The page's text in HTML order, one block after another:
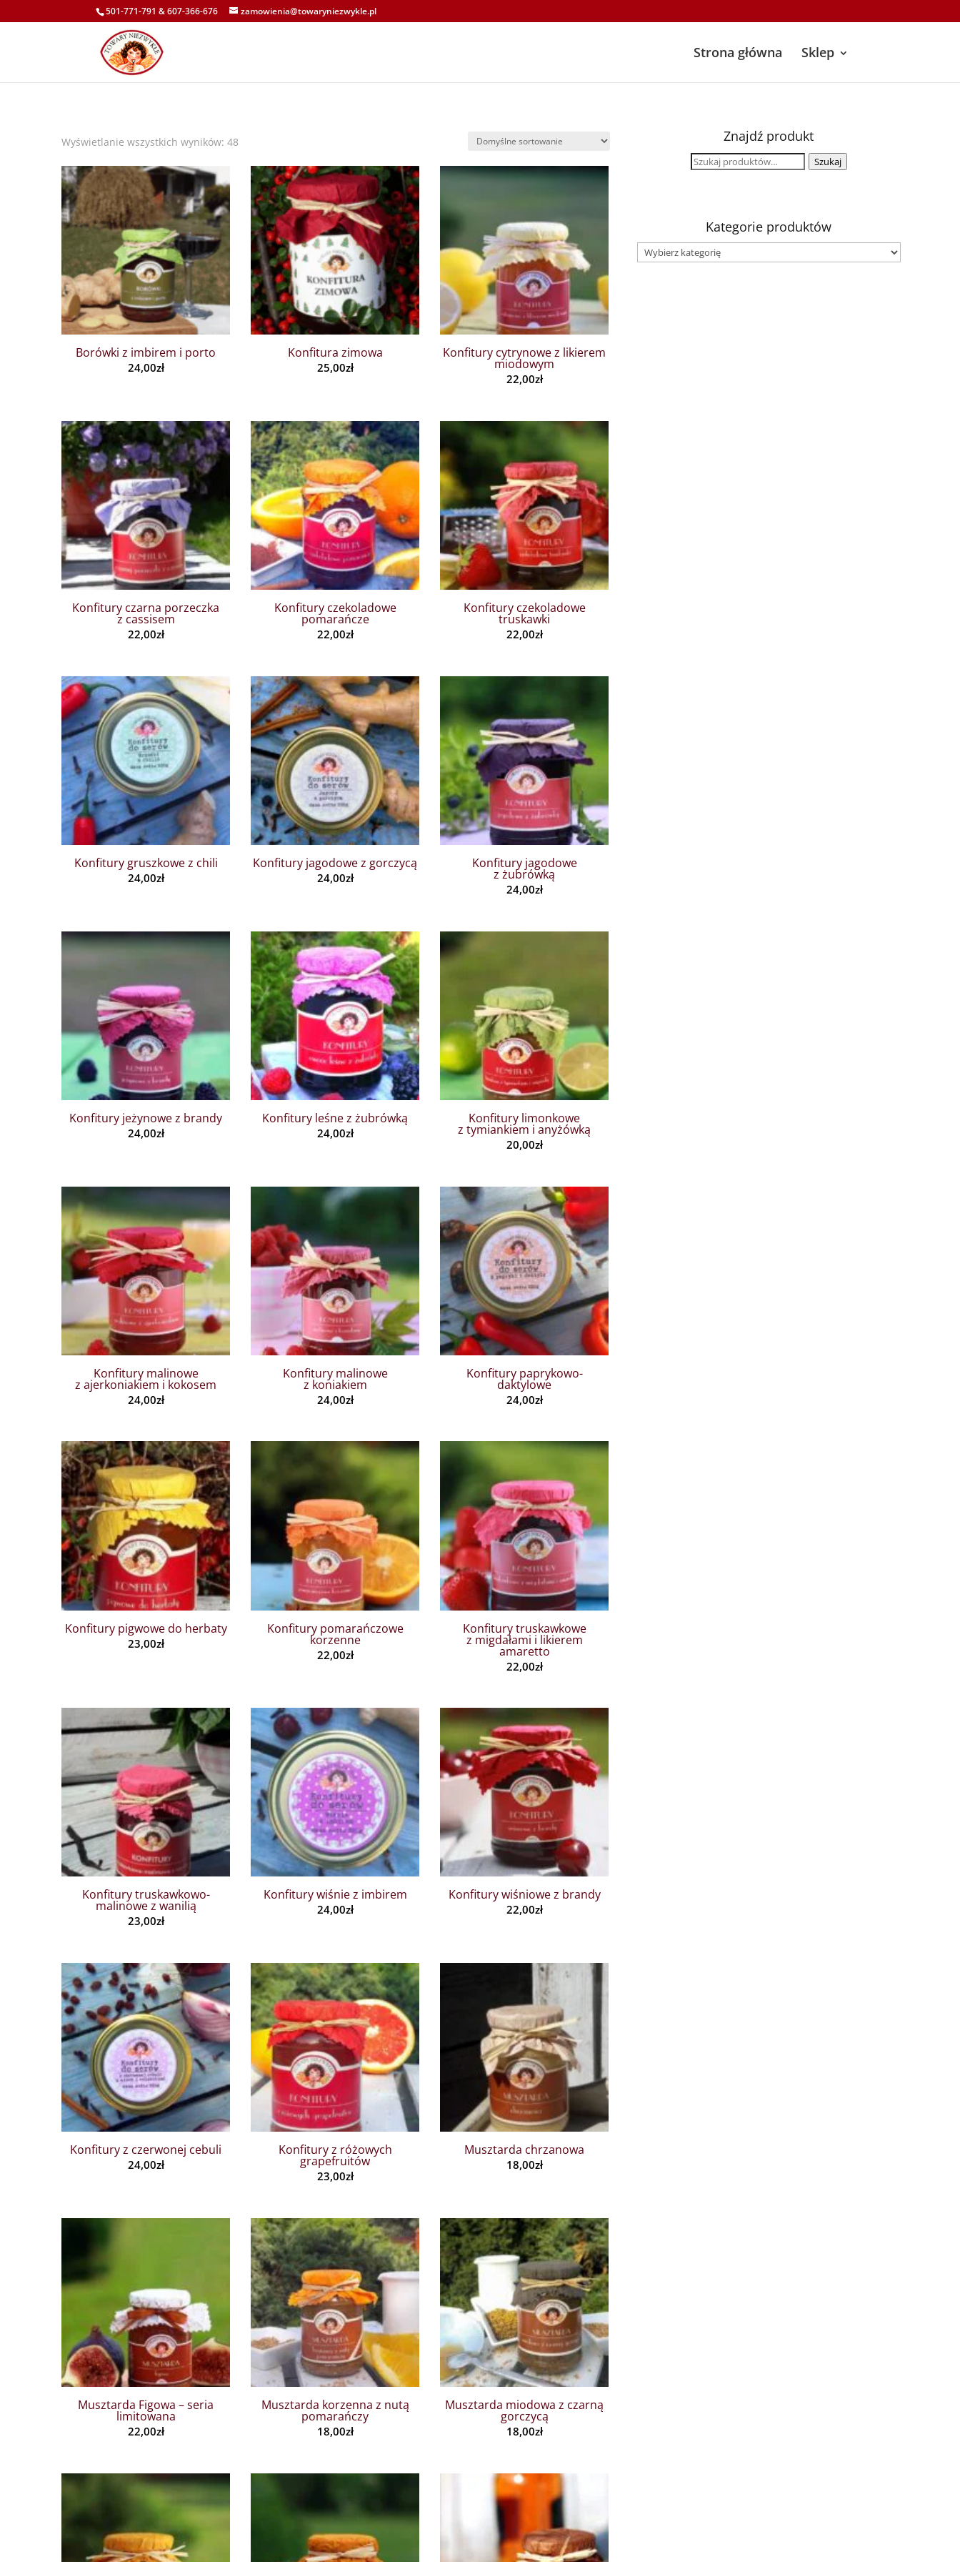
501-771-791 &607-366-676 zamowienia@towaryniezwykle.pl
Strona główna Sklep
Wyświetlanie wszystkich wyników: 48
Borówki z imbirem i porto
24,00zł
Konfitura zimowa
25,00zł
Konfitury cytrynowe z likierem
miodowym
22,00zł
Konfitury czarna porzeczka
z cassisem
22,00zł
Konfitury czekoladowe
pomarańcze
22,00zł
Konfitury czekoladowe
truskawki
22,00zł
Konfitury gruszkowe z chili
24,00zł
Konfitury jagodowe z gorczycą
24,00zł
Konfitury jagodowe
z żubrówką
24,00zł
Konfitury jeżynowe z brandy
24,00zł
Konfitury leśne z żubrówką
24,00zł
Konfitury limonkowe
z tymiankiem i anyżówką
20,00zł
Konfitury malinowe
z ajerkoniakiem i kokosem
24,00zł
Konfitury malinowe
z koniakiem
24,00zł
Konfitury paprykowo-
daktylowe
24,00zł
Konfitury pigwowe do herbaty
23,00zł
Konfitury pomarańczowe
korzenne
22,00zł
Konfitury truskawkowe
z migdałami i likierem
amaretto
22,00zł
Konfitury truskawkowo-
malinowe z wanilią
23,00zł
Konfitury wiśnie z imbirem
24,00zł
Konfitury wiśniowe z brandy
22,00zł
Konfitury z czerwonej cebuli
24,00zł
Konfitury z różowych
grapefruitów
23,00zł
Musztarda chrzanowa
18,00zł
Musztarda Figowa – seria
limitowana
22,00zł
Musztarda korzenna z nutą
pomarańczy
18,00zł
Musztarda miodowa z czarną
gorczycą
18,00zł
Znajdź produkt
Szukaj:
Szukaj
Kategorie produktów